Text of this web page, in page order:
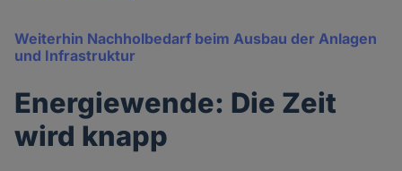
Weiterhin Nachholbedarf beim Ausbau der Anlagen
und Infrastruktur
Energiewende: Die Zeit
wird knapp